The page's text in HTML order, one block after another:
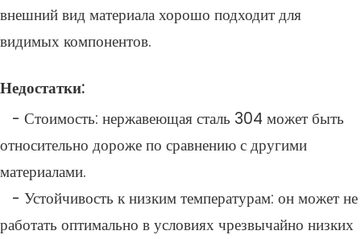
внешний вид материала хорошо подходит для
видимых компонентов.
Недостатки:
- Стоимость: нержавеющая сталь 304 может быть
относительно дороже по сравнению с другими
материалами.
- Устойчивость к низким температурам: он может не
работать оптимально в условиях чрезвычайно низких